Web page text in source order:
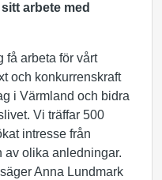
arbete med
få arbeta för vårt
och konkurrenskraft
i Värmland och bidra
Vi träffar 500
intresse från
av olika anledningar.
Anna Lundmark